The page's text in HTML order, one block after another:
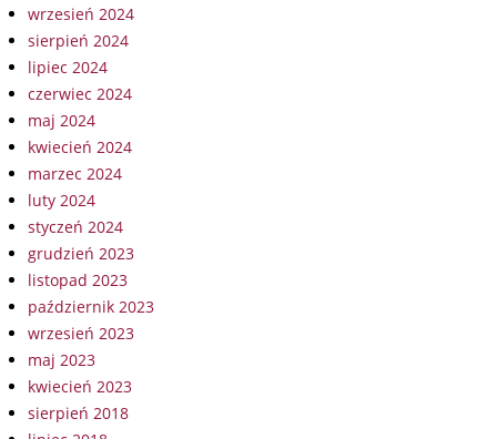
wrzesień 2024
sierpień 2024
lipiec 2024
czerwiec 2024
maj 2024
kwiecień 2024
marzec 2024
luty 2024
styczeń 2024
grudzień 2023
listopad 2023
październik 2023
wrzesień 2023
maj 2023
kwiecień 2023
sierpień 2018